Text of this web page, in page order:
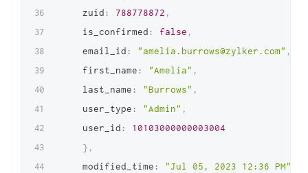
    zuid
: 788778872 ,
    is_confirmed
: false ,
    email_id
: "amelia.burrows@zylker.com" ,
    first_name
: "Amelia" ,
    last_name
: "Burrows" ,
    user_type
: "Admin" ,
    user_id
:
10103000000003004
} ,
    modified_time
: "Jul 05, 2023 12:36 PM"